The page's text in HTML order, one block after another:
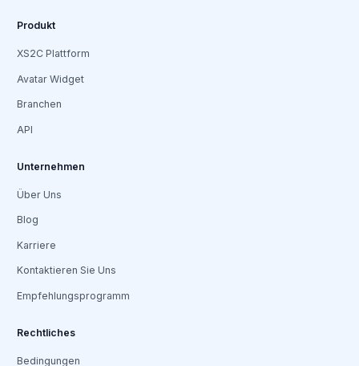
Produkt
XS2C Plattform
Avatar Widget
Branchen
API
Unternehmen
Über Uns
Blog
Karriere
Kontaktieren Sie Uns
Empfehlungsprogramm
Rechtliches
Bedingungen